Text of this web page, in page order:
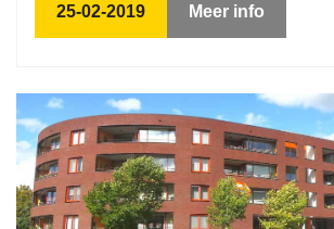
25-02-2019 Meer info